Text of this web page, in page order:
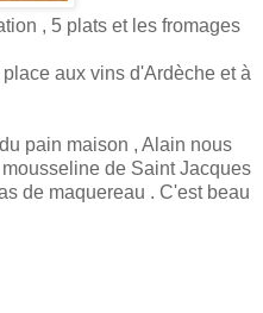
, 5 plats et les fromages
aux vins d'Ardèche et à
pain maison , Alain nous
de Saint Jacques
de maquereau . C'est beau